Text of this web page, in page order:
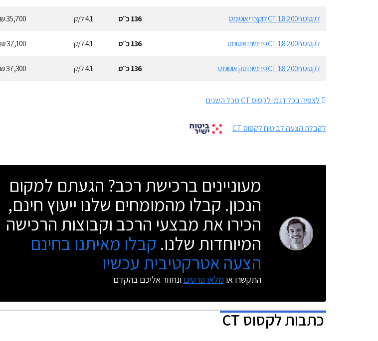
לקסוס CT 1.8 200h לוקצ'רי אוטומט 136כ״ס 4.1ל/ק 35,700 ₪
לקסוס CT 1.8 200h פרימיום אוטומט 136כ״ס 4.1ל/ק 37,100 ₪
לקסוס CT 1.8 200h פרימיום טק אוטומט 136כ״ס 4.1ל/ק 37,300 ₪
לצפיה בכל דגמי לקסוס CT מכל השנים
לקבלת הצעה לביטוח לקסוס CT
מעוניינים ברכישת רכב? הגעתם למקום
הנכון. קבלו מהמומחים שלנו ייעוץ חינם,
הכירו את מבצעי הרכב וקבוצות הרכישה
המיוחדות שלנו. קבלו מאיתנו בחינם
הצעה אטרקטיבית עכשיו
התקשרו או מלאו פרטים ונחזור אליכם בהקדם
כתבותלקסוס CT